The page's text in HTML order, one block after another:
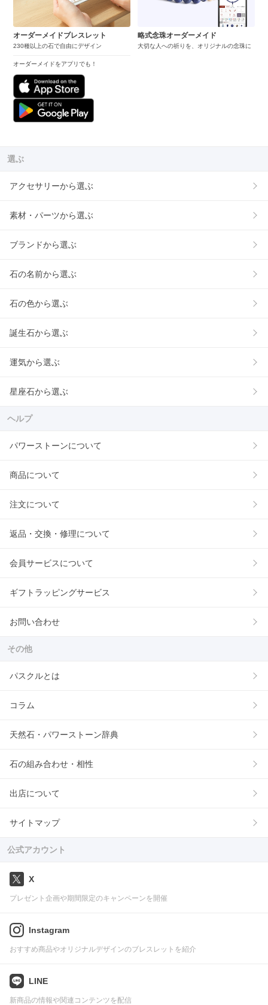
オーダーメイドブレスレット
230種以上の石で自由にデザイン
オーダーメイドをアプリでも！
略式念珠オーダーメイド
大切な人への祈りを、オリジナルの念珠に
選ぶ
アクセサリーから選ぶ
素材・パーツから選ぶ
ブランドから選ぶ
石の名前から選ぶ
石の色から選ぶ
誕生石から選ぶ
運気から選ぶ
星座石から選ぶ
ヘルプ
パワーストーンについて
商品について
注文について
返品・交換・修理について
会員サービスについて
ギフトラッピングサービス
お問い合わせ
その他
パスクルとは
コラム
天然石・パワーストーン辞典
石の組み合わせ・相性
出店について
サイトマップ
公式アカウント
X
プレゼント企画や期間限定のキャンペーンを開催
Instagram
おすすめ商品やオリジナルデザインのブレスレットを紹介
LINE
新商品の情報や関連コンテンツを配信